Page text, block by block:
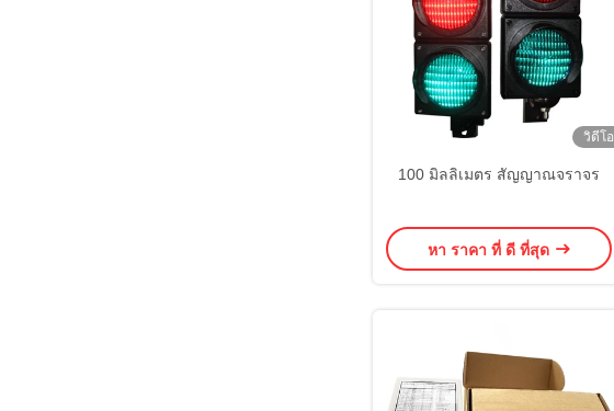
วิดีโอ
100 มิลลิเมตร สัญญาณจราจร
หา ราคา ที่ ดี ที่สุด